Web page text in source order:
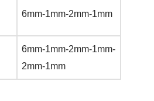
6mm-1mm-2mm-1mm
6mm-1mm-2mm-1mm-
2mm-1mm